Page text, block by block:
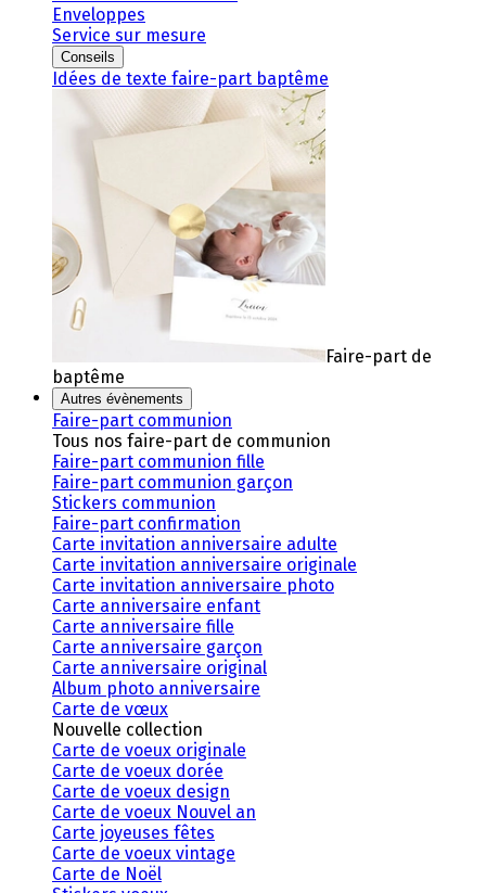
Enveloppes
Service sur mesure
Conseils
Idées de texte faire-part baptême
Faire-part de
baptême
Autres évènements
Faire-part communion
Tous nos faire-part de communion
Faire-part communion fille
Faire-part communion garçon
Stickers communion
Faire-part confirmation
Carte invitation anniversaire adulte
Carte invitation anniversaire originale
Carte invitation anniversaire photo
Carte anniversaire enfant
Carte anniversaire fille
Carte anniversaire garçon
Carte anniversaire original
Album photo anniversaire
Carte de vœux
Nouvelle collection
Carte de voeux originale
Carte de voeux dorée
Carte de voeux design
Carte de voeux Nouvel an
Carte joyeuses fêtes
Carte de voeux vintage
Carte de Noël